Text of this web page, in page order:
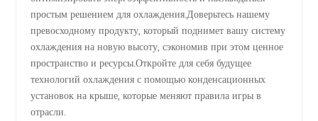
простым решением для охлаждения.Доверьтесь нашему
превосходному продукту, который поднимет вашу систему
охлаждения на новую высоту, сэкономив при этом ценное
пространство и ресурсы.Откройте для себя будущее
технологий охлаждения с помощью конденсационных
установок на крыше, которые меняют правила игры в
отрасли.